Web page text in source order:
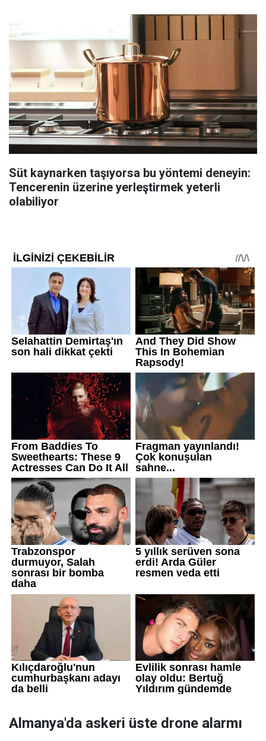
Süt kaynarken taşıyorsa bu yöntemi deneyin:
Tencerenin üzerine yerleştirmek yeterli
olabiliyor
Almanya'da askeri üste drone alarmı